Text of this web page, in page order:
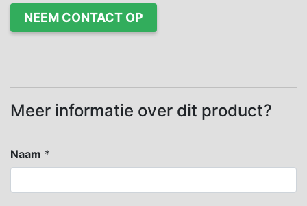
NEEM CONTACT OP
Meer informatie over dit product?
Naam *